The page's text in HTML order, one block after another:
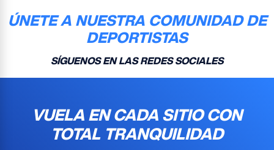
ÚNETE A NUESTRA COMUNIDAD DE
DEPORTISTAS
SÍGUENOS EN LAS REDES SOCIALES
VUELA EN CADA SITIO CON
TOTAL TRANQUILIDAD